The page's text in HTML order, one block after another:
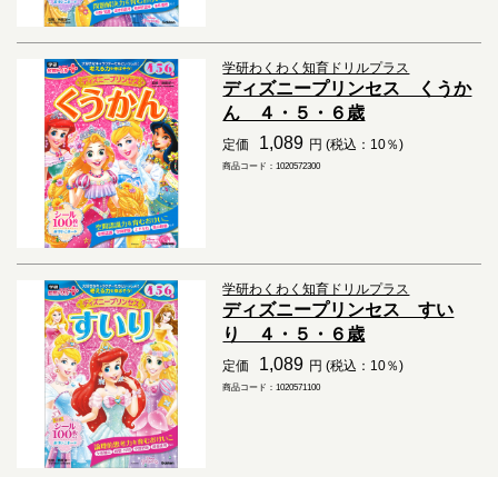
学研わくわく知育ドリルプラス
ディズニープリンセス くうか
ん ４・５・６歳
定価 1,089 円 (税込：10％)
商品コード：1020572300
学研わくわく知育ドリルプラス
ディズニープリンセス すい
り ４・５・６歳
定価 1,089 円 (税込：10％)
商品コード：1020571100